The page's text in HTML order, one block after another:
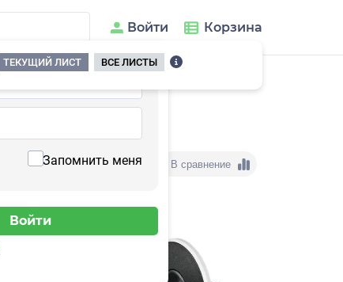
Войти
Запомнить меня
Корзина
ТЕКУЩИЙ ЛИСТ
ВСЕ ЛИСТЫ
В сравнение